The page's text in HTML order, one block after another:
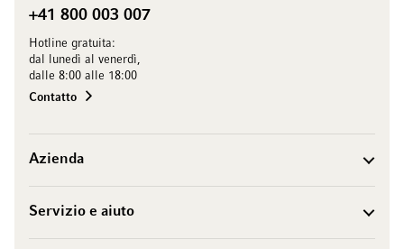
+41 800 003 007
Hotline gratuita:
dal lunedì al venerdì,
dalle 8:00 alle 18:00
Contatto
Azienda
Servizio e aiuto